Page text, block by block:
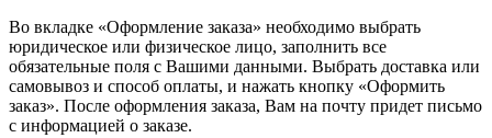
Во вкладке «Оформление заказа» необходимо выбрать
юридическое или физическое лицо, заполнить все
обязательные поля с Вашими данными. Выбрать доставка или
самовывоз и способ оплаты, и нажать кнопку «Оформить
заказ». После оформления заказа, Вам на почту придет письмо
с информацией о заказе.